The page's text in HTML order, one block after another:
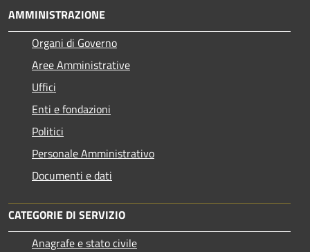
AMMINISTRAZIONE
Organi di Governo
Aree Amministrative
Uffici
Enti e fondazioni
Politici
Personale Amministrativo
Documenti e dati
CATEGORIE DI SERVIZIO
Anagrafe e stato civile